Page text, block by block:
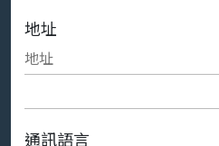
地址
通訊語言